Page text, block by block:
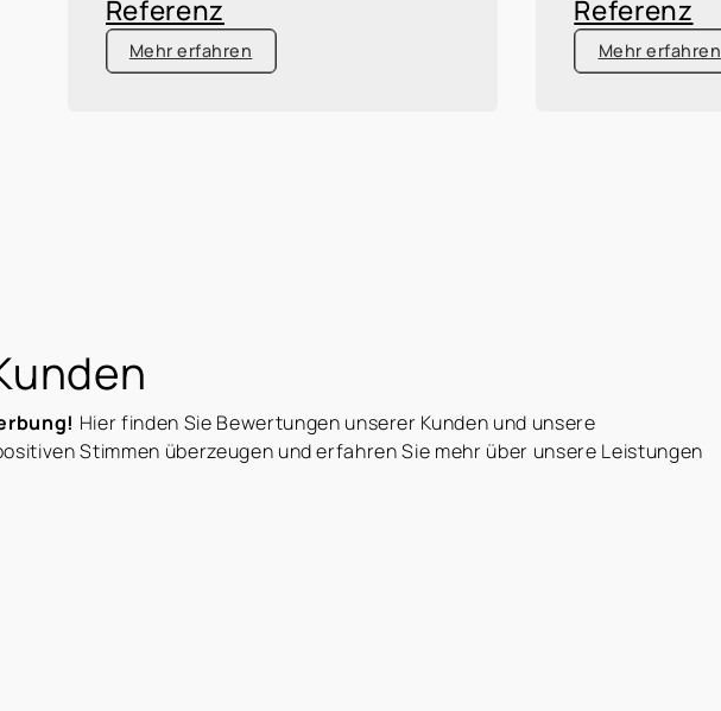
Referenz
Mehr erfahren
Referenz
Mehr erfahren
Hier finden Sie Bewertungen unserer Kunden und unsere
Stimmen überzeugen und erfahren Sie mehr über unsere Leistungen